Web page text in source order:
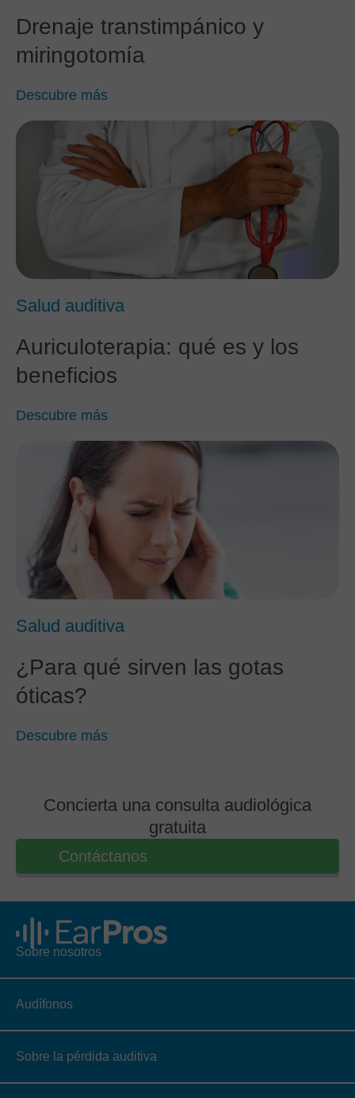
Drenaje transtimpánico y
miringotomía
Descubre más
Salud auditiva
Auriculoterapia: qué es y los
beneficios
Descubre más
Salud auditiva
¿Para qué sirven las gotas
óticas?
Descubre más
Concierta una consulta audiológica
gratuita
Contáctanos
Sobre nosotros
Audífonos
Sobre la pérdida auditiva